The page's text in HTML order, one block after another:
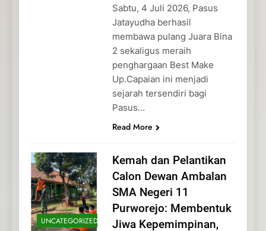
Sabtu, 4 Juli 2026, Pasus
Jatayudha berhasil
membawa pulang Juara Bina
2 sekaligus meraih
penghargaan Best Make
Up.Capaian ini menjadi
sejarah tersendiri bagi
Pasus…
Read More
UNCATEGORIZED
Kemah dan Pelantikan
Calon Dewan Ambalan
SMA Negeri 11
Purworejo: Membentuk
Jiwa Kepemimpinan,